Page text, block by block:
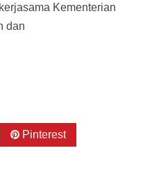
Kementerian
dan
Pinterest